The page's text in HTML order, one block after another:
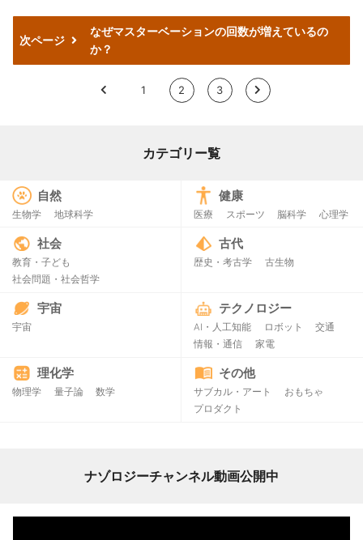
次ページ
なぜマスターベーションの回数が増えているの
か？
< 1 2 3 >
カテゴリー覧
自然
生物学 地球科学
健康
医療 スポーツ 脳科学 心理学
社会
教育・子ども
社会問題・社会哲学
古代
歴史・考古学 古生物
宇宙
宇宙
テクノロジー
AI・人工知能 ロボット
交通
情報・通信
家電
理化学
物理学 量子論 数学
その他
サブカル・アート
おもちゃ
プロダクト
ナゾロジーチャンネル動画公開中